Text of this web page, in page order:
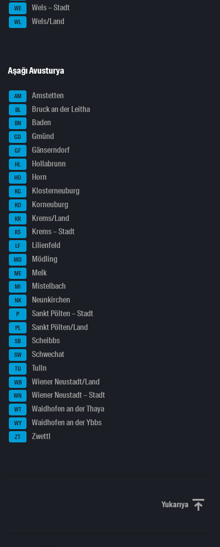
WE Wels – Stadt
WL Wels/Land
Aşağı Avusturya
AM Amstetten
BL Bruck an der Leitha
BN Baden
GD Gmünd
GF Gänserndorf
HL Hollabrunn
HO Horn
KG Klosterneuburg
KO Korneuburg
KR Krems/Land
KS Krems – Stadt
LF Lilienfeld
MD Mödling
ME Melk
MI Mistelbach
NK Neunkirchen
P Sankt Pölten – Stadt
PL Sankt Pölten/Land
SB Scheibbs
SW Schwechat
TU Tulln
WB Wiener Neustadt/Land
WN Wiener Neustadt – Stadt
WT Waidhofen an der Thaya
WY Waidhofen an der Ybbs
ZT Zwettl
YukarıyaYukarı